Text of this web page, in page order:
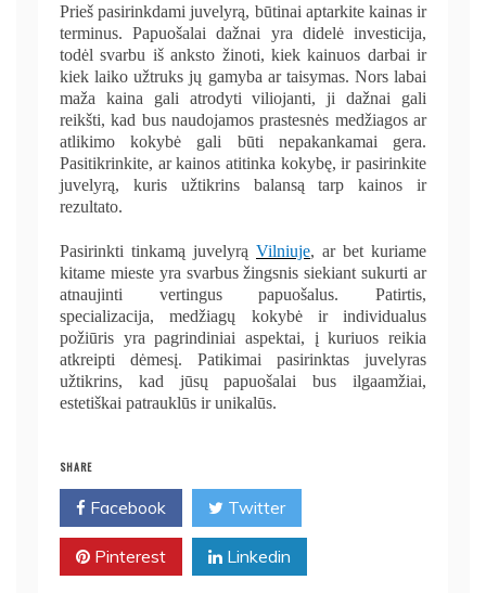
Prieš pasirinkdami juvelyrą, būtinai aptarkite kainas ir
terminus. Papuošalai dažnai yra didelė investicija,
todėl svarbu iš anksto žinoti, kiek kainuos darbai ir
kiek laiko užtruks jų gamyba ar taisymas. Nors labai
maža kaina gali atrodyti viliojanti, ji dažnai gali
reikšti, kad bus naudojamos prastesnės medžiagos ar
atlikimo kokybė gali būti nepakankamai gera.
Pasitikrinkite, ar kainos atitinka kokybę, ir pasirinkite
juvelyrą, kuris užtikrins balansą tarp kainos ir
rezultato.
Pasirinkti tinkamą juvelyrą Vilniuje, ar bet kuriame
kitame mieste yra svarbus žingsnis siekiant sukurti ar
atnaujinti vertingus papuošalus. Patirtis,
specializacija, medžiagų kokybė ir individualus
požiūris yra pagrindiniai aspektai, į kuriuos reikia
atkreipti dėmesį. Patikimai pasirinktas juvelyras
užtikrins, kad jūsų papuošalai bus ilgaamžiai,
estetiškai patrauklūs ir unikalūs.
SHARE
Facebook Twitter
Pinterest Linkedin